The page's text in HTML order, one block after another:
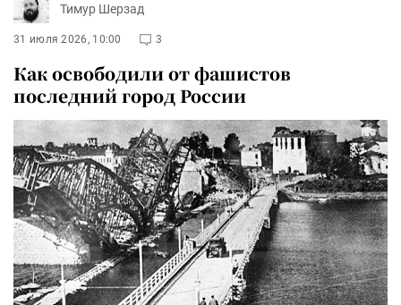
Тимур Шерзад
31 июля 2026, 10:00 3
Как освободили от фашистов
последний город России